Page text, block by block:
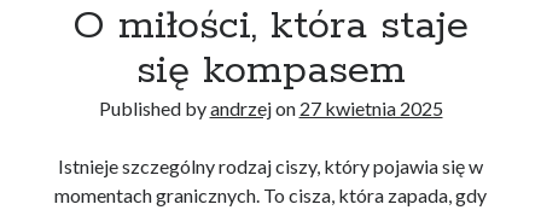
O miłości, która staje
się kompasem
Published byandrzejon 27 kwietnia 2025
Istnieje szczególny rodzaj ciszy, który pojawia się w
momentach granicznych. To cisza, która zapada, gdy